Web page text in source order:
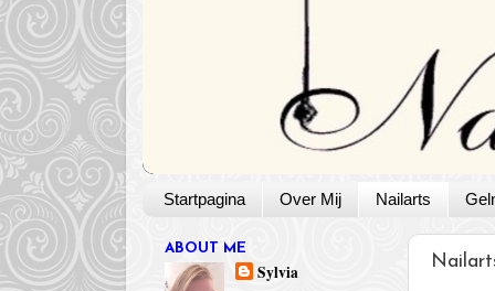
Startpagina Over Mij Nailarts
ABOUT ME
Sylvia